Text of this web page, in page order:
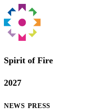
Spirit of Fire
2027
NEWS PRESS